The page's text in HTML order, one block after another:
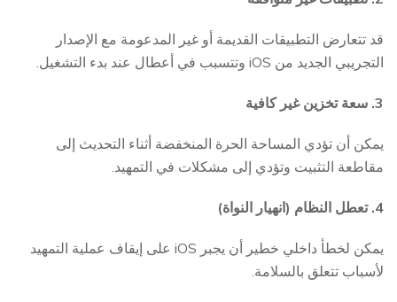
قد تتعارض التطبيقات القديمة أو غير المدعومة مع الإصدار
التجريبي الجديد من iOS وتتسبب في أعطال عند بدء التشغيل.
3. سعة تخزين غير كافية
يمكن أن تؤدي المساحة الحرة المنخفضة أثناء التحديث إلى
مقاطعة التثبيت وتؤدي إلى مشكلات في التمهيد.
4. تعطل النظام (انهيار النواة)
يمكن لخطأ داخلي خطير أن يجبر iOS على إيقاف عملية التمهيد
لأسباب تتعلق بالسلامة.